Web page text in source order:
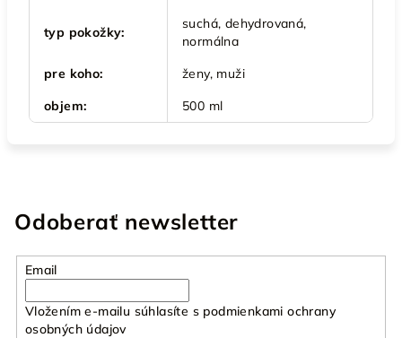
typ pokožky:
suchá, dehydrovaná,
normálna
pre koho:
ženy, muži
objem: 500 ml
Odoberať newsletter
Email
Vložením e-mailu súhlasíte s podmienkami ochrany
osobných údajov